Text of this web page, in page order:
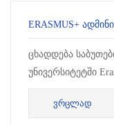
ცხადდება
უნივერსიტეტში
პერსონალის
ᲕᲠᲪᲚᲐᲓ